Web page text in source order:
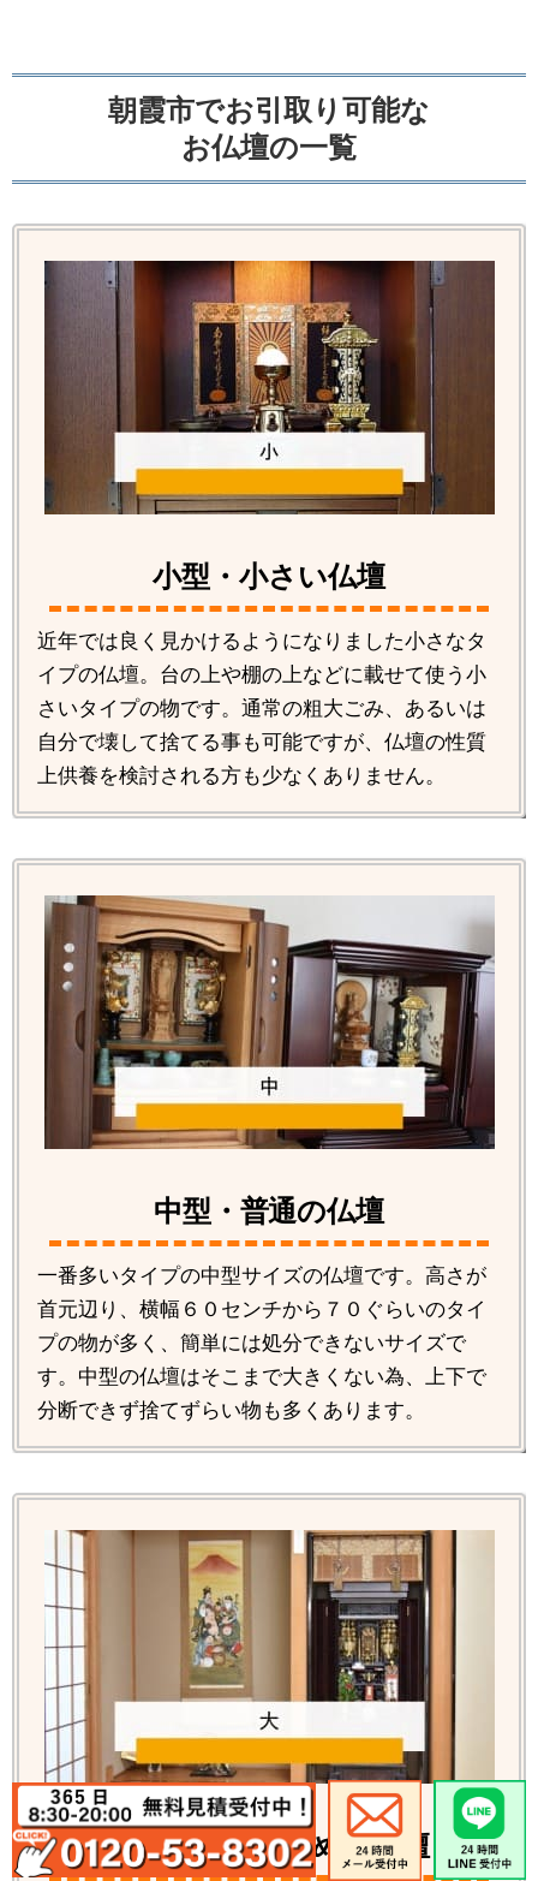
朝霞市でお引取り可能な
お仏壇の一覧
小型・小さい仏壇
近年では良く見かけるようになりました小さなタ
イプの仏壇。台の上や棚の上などに載せて使う小
さいタイプの物です。通常の粗大ごみ、あるいは
自分で壊して捨てる事も可能ですが、仏壇の性質
上供養を検討される方も少なくありません。
中型・普通の仏壇
一番多いタイプの中型サイズの仏壇です。高さが
首元辺り、横幅６０センチから７０ぐらいのタイ
プの物が多く、簡単には処分できないサイズで
す。中型の仏壇はそこまで大きくない為、上下で
分断できず捨てずらい物も多くあります。
観音開き・大きめの仏壇